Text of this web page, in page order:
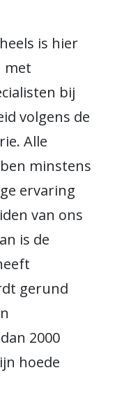
is hier
met
bij
volgens de
Alle
minstens
ervaring
van ons
is de
gerund
2000
hoede